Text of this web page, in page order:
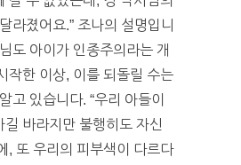
라졌어요.” 조나의 설명입니
도 아이가 인종주의라는 개
작한 이상, 이를 되돌릴 수는
고 있습니다. “우리 아들이
길 바라지만 불행히도 자신
, 또 우리의 피부색이 다르다